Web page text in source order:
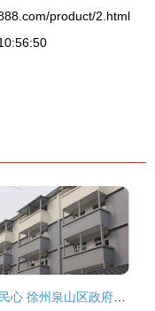
product/2.html
党心暖民心 徐州泉山区政府助力房屋碳纤维加固与外墙焕新